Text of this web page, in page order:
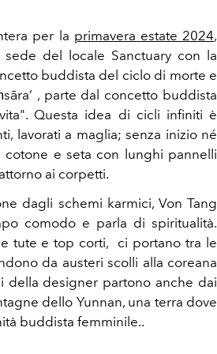
per la primavera estate 2024,
del locale Sanctuary con la
buddista del ciclo di morte e
, parte dal concetto buddista
Questa idea di cicli infiniti è
lavorati a maglia; senza inizio né
e seta con lunghi pannelli
ai corpetti.
dagli schemi karmici, Von Tang
comodo e parla di spiritualità.
tute e top corti, ci portano tra le
da austeri scolli alla coreana
della designer partono anche dai
dello Yunnan, una terra dove
buddista femminile..